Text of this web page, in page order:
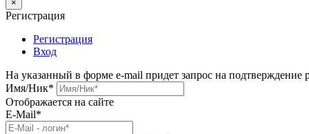
×
Регистрация
Регистрация
Вход
На указанный в форме e-mail придет запрос на подтверждение
Имя/Ник*
Отображается на сайте
E-Mail*